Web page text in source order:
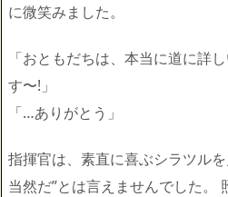
に微笑みました。
「おともだちは、本当に道に詳
す〜!」
「…ありがとう」
指揮官は、素直に喜ぶシラツル
当然だ”とは言えませんでした。